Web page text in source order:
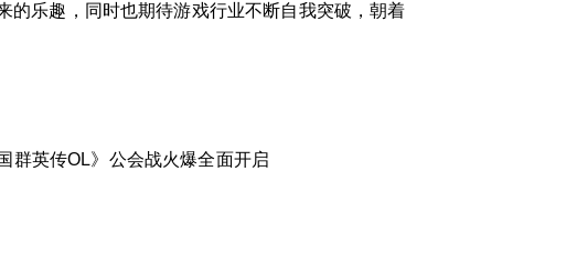
的乐趣，同时也期待游戏行业不断自我突破，朝着
群英传OL》公会战火爆全面开启